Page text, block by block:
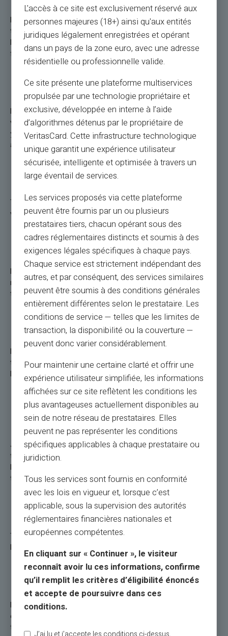
Kontaktiton kortti käyttää NFC (Near Field Communication) -
tekniikkaa kommunikoidakseen maksupäätteen kanssa. Kun
kortti on lähellä päätelaitetta, maksutiedot välitetään ilman
fyysistä yhteyttä.
Miksi kontaktiton korttini ei toimi?
Lähimaksukortin toimintahäiriön voivat selittää useat syyt:
valtuutetun maksurajan saavuttaminen, vaurioitunut kortti,
yhteensopimaton tai passiivinen maksupääte tai korttia ei ole
aktivoitu lähimaksuja varten.
Kuinka saada kontaktiton kortti?
Tilaa Veritakselta vain maksukorttisi verkosta, niin saat sekä
virtuaalisen maksukortin että fyysisen lähimaksukortin.
Miksi lähimaksuni hylättiin?
Lähimaksu voidaan hylätä valtuutetun rajan ylittämisen,
riittämättömän saldon, estetyn kortin tai maksupäätteen
teknisen ongelman vuoksi.
Mitkä ovat puhelinmaksujen edut?
Puhelinmaksu tarjoaa nopeutta, yksinkertaisuutta ja
turvallisuutta. Se mahdollistaa myös useiden maksutapojen
keskittämisen ja tapahtumien helpon seurannan.
Kuinka tehdä kontaktiton maksu
puhelimella?
Jos haluat maksaa kontaktittomasti puhelimella, aktivoi NFC-
toiminto ja rekisteröi pankkikortti mobiilimaksusovelluksessa.
Lähesty sitten puhelinta maksupäätteeseen suorittaaksesi
tapahtuman.
Mitkä ovat mobiilimaksamisen haitat?
Tarvitset ladatun ja toimivan puhelimen, jotta voit suorittaa
kontaktittoman maksun älypuhelimella.
Mitkä ovat lähimaksamisen edut?
Lähimaksaminen tarjoaa suurta mukavuutta, lyhentää
odotusaikaa kassalla, vähentää käteisen kuljettamisen
tarvetta ja minimoi fyysisen kosketuksen maksupäätteisiin.
L'accès à ce site est exclusivement réservé aux
personnes majeures (18+) ainsi qu'aux entités
juridiques légalement enregistrées et opérant
dans un pays de la zone euro, avec une adresse
résidentielle ou professionnelle valide.
Ce site présente une plateforme multiservices
propulsée par une technologie propriétaire et
exclusive, développée en interne à l’aide
d’algorithmes détenus par le propriétaire de
VeritasCard. Cette infrastructure technologique
unique garantit une expérience utilisateur
sécurisée, intelligente et optimisée à travers un
large éventail de services.
Les services proposés via cette plateforme
peuvent être fournis par un ou plusieurs
prestataires tiers, chacun opérant sous des
cadres réglementaires distincts et soumis à des
exigences légales spécifiques à chaque pays.
Chaque service est strictement indépendant des
autres, et par conséquent, des services similaires
peuvent être soumis à des conditions générales
entièrement différentes selon le prestataire. Les
conditions de service — telles que les limites de
transaction, la disponibilité ou la couverture —
peuvent donc varier considérablement.
Pour maintenir une certaine clarté et offrir une
expérience utilisateur simplifiée, les informations
affichées sur ce site reflètent les conditions les
plus avantageuses actuellement disponibles au
sein de notre réseau de prestataires. Elles
peuvent ne pas représenter les conditions
spécifiques applicables à chaque prestataire ou
juridiction.
Tous les services sont fournis en conformité
avec les lois en vigueur et, lorsque c’est
applicable, sous la supervision des autorités
réglementaires financières nationales et
européennes compétentes.
En cliquant sur « Continuer », le visiteur
reconnaît avoir lu ces informations, confirme
qu’il remplit les critères d’éligibilité énoncés
et accepte de poursuivre dans ces
conditions.